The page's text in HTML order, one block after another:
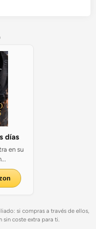
días
en su
si compras a través de ellos,
coste extra para ti.